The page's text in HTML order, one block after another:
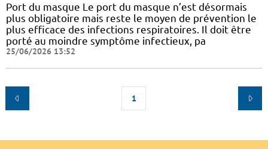
Port du masque Le port du masque n’est désormais
plus obligatoire mais reste le moyen de prévention le
plus efficace des infections respiratoires. Il doit être
porté au moindre symptôme infectieux, pa
25/06/2026 13:52
1